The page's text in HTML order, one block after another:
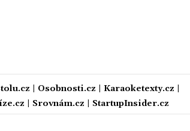
Osobnosti.cz Karaoketexty.cz
Srovnám.cz StartupInsider.cz